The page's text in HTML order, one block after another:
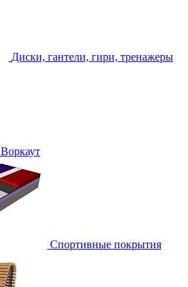
Диски, гантели, гири, тренажеры
Воркаут
Спортивные покрытия